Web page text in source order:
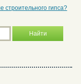
строительного гипса?